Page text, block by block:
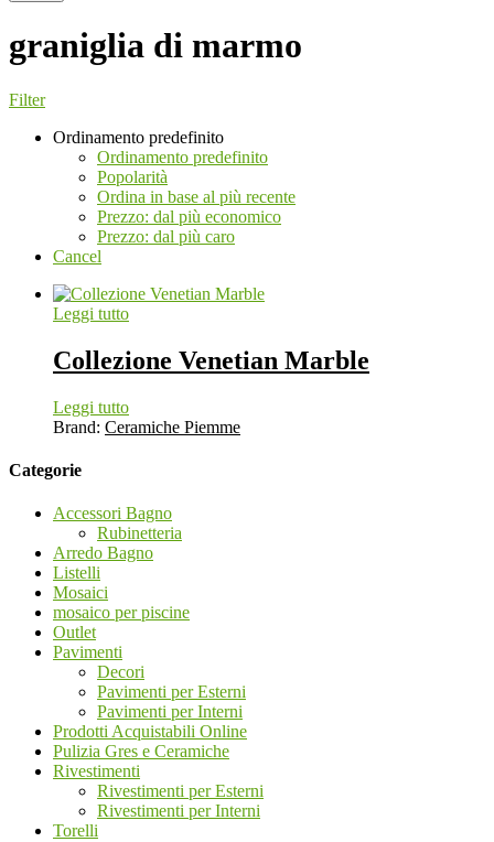
graniglia di marmo
Filter
Ordinamento predefinito
Ordinamento predefinito
Popolarità
Ordina in base al più recente
Prezzo: dal più economico
Prezzo: dal più caro
Cancel
Leggi tutto
Collezione Venetian Marble
Leggi tutto
Brand: Ceramiche Piemme
Categorie
Accessori Bagno
Rubinetteria
Arredo Bagno
Listelli
Mosaici
mosaico per piscine
Outlet
Pavimenti
Decori
Pavimenti per Esterni
Pavimenti per Interni
Prodotti Acquistabili Online
Pulizia Gres e Ceramiche
Rivestimenti
Rivestimenti per Esterni
Rivestimenti per Interni
Torelli